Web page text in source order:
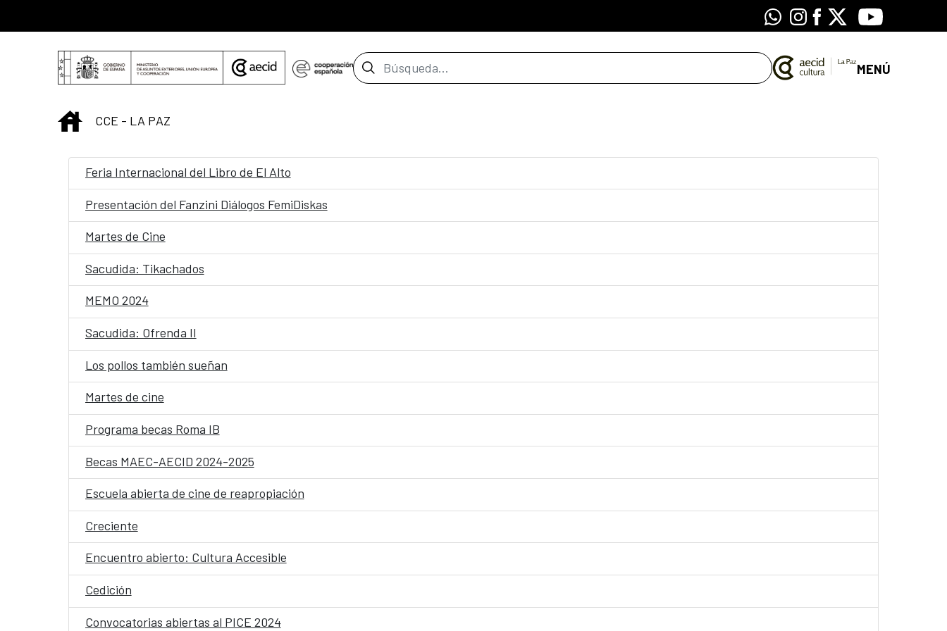
WhatsappInstagram
Facebook
X Youtube
Barra de búsqueda MENÚ
INICIO
CCE - LA PAZ
Feria Internacional del Libro de El Alto
Presentación del Fanzini Diálogos FemiDiskas
Martes de Cine
Sacudida: Tikachados
MEMO 2024
Sacudida: Ofrenda II
Los pollos también sueñan
Martes de cine
Programa becas Roma IB
Becas MAEC-AECID 2024-2025
Escuela abierta de cine de reapropiación
Creciente
Encuentro abierto: Cultura Accesible
Cedición
Convocatorias abiertas al PICE 2024